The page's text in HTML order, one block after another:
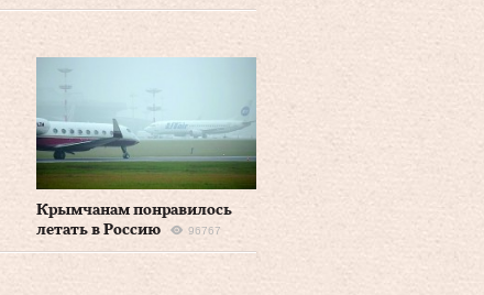
Крымчанам понравилось
летать в Россию
96767